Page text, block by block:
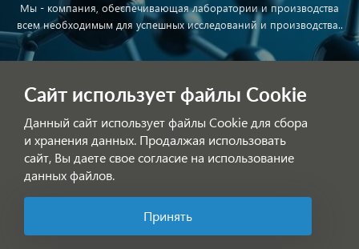
Мы - компания, обеспечивающая лаборатории и производства
всем необходимым для успешных исследований и производства..
Обработка персональных данных
© АО ВЕКТОН 2025
Сайт использует файлы Cookie
Данный сайт использует файлы Cookie для сбора
и хранения данных. Продалжая использовать
сайт, Вы даете свое согласие на использование
данных файлов.
Принять